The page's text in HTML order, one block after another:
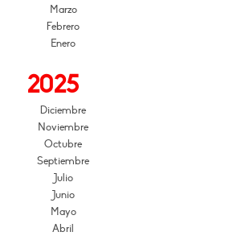
Marzo
Febrero
Enero
2025
Diciembre
Noviembre
Octubre
Septiembre
Julio
Junio
Mayo
Abril